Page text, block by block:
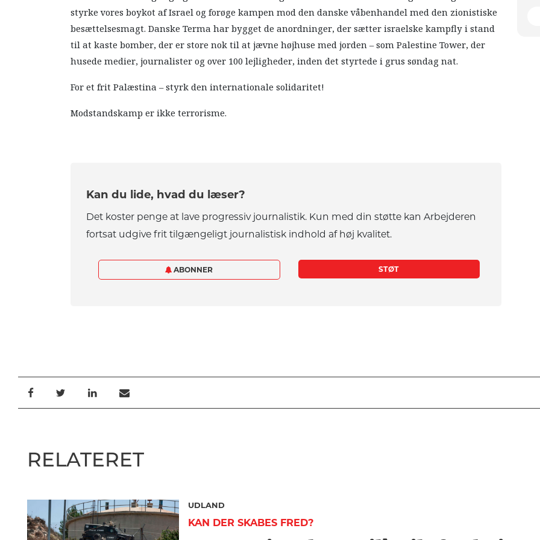
styrke vores boykot af Israel og forøge kampen mod den danske våbenhandel med den zionistiske
besættelsesmagt. Danske Terma har bygget de anordninger, der sætter israelske kampfly i stand
til at kaste bomber, der er store nok til at jævne højhuse med jorden – som Palestine Tower, der
husede medier, journalister og over 100 lejligheder, inden det styrtede i grus søndag nat.
For et frit Palæstina – styrk den internationale solidaritet!
Modstandskamp er ikke terrorisme.
Kan du lide, hvad du læser?
Det koster penge at lave progressiv journalistik. Kun med din støtte kan Arbejderen
fortsat udgive frit tilgængeligt journalistisk indhold af høj kvalitet.
ABONNER STØT
RELATERET
UDLAND
KAN DER SKABES FRED?